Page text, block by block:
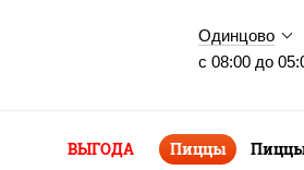
Одинцово
с 08:00 до
ВЫГОДА Пиццы